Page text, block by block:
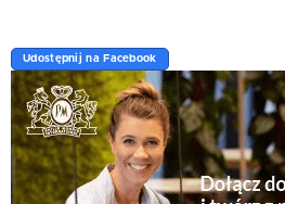
Udostępnij na Facebook